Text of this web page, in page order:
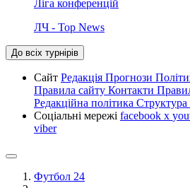
Ліга конференцій
ЛЧ - Top News
До всіх турнірів
Сайт Редакція Прогнози
Правила сайту Контакти
Редакційна політика Структура
Соціальні мережі facebook x
viber
Футбол 24